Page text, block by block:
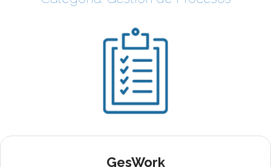
GesWork